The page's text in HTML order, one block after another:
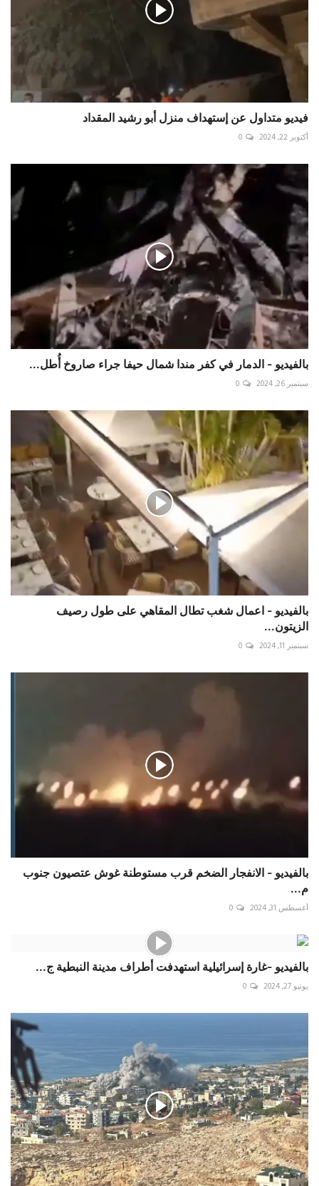
فيديو متداول عن إستهداف منزل أبو رشيد المقداد
أكتوبر 22, 2024 0
بالفيديو - الدمار في كفر مندا شمال حيفا جراء صاروخ أُطل...
سبتمبر 26, 2024 0
بالفيديو - اعمال شغب تطال المقاهي على طول رصيف
سبتمبر 11, 2024 0
بالفيديو - الانفجار الضخم قرب مستوطنة غوش عتصيون جنوب
م...
أغسطس 31, 2024 0
بالفيديو -غارة إسرائيلية استهدفت أطراف مدينة ‎النبطية ج...
يونيو 27, 2024 0